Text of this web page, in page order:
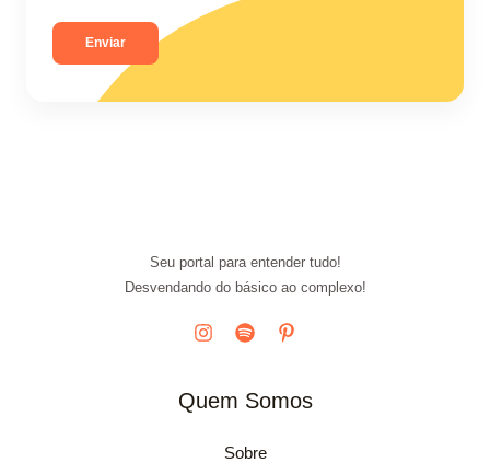
Enviar
Seu portal para entender tudo!
Desvendando do básico ao complexo!
Quem Somos
Sobre